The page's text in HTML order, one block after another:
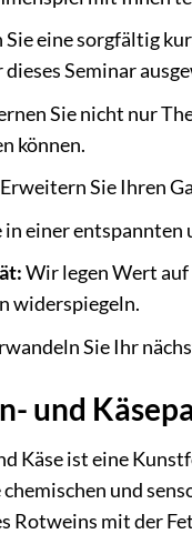
Sie eine sorgfältig
Seminar
Sie nicht nur
können.
Erweitern Sie Ihren
in einer entspannten
Wir legen Wert
widerspiegeln.
Sie Ihr
und
Käse ist eine
und
Rotweins mit der